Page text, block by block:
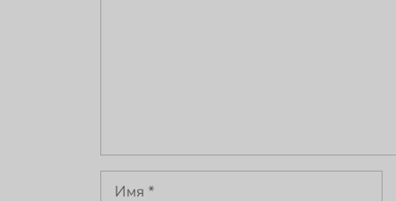
Имя